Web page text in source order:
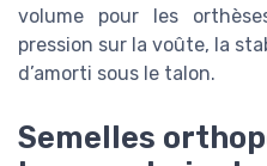
volume pour les
pression sur la voûte, la
d’amorti sous le talon.
Semelles